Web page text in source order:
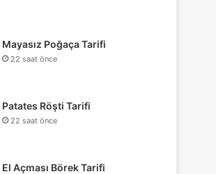
Mayasız Poğaça Tarifi
22 saat önce
Patates Röşti Tarifi
22 saat önce
El Açması Börek Tarifi